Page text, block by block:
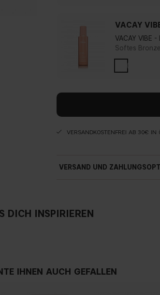
VACAY
VACAY VIBE -
Softes
VERSANDKOSTENFREI AB 30€ IN
VERSAND UND
DICH INSPIRIEREN
IHNEN AUCH GEFALLEN